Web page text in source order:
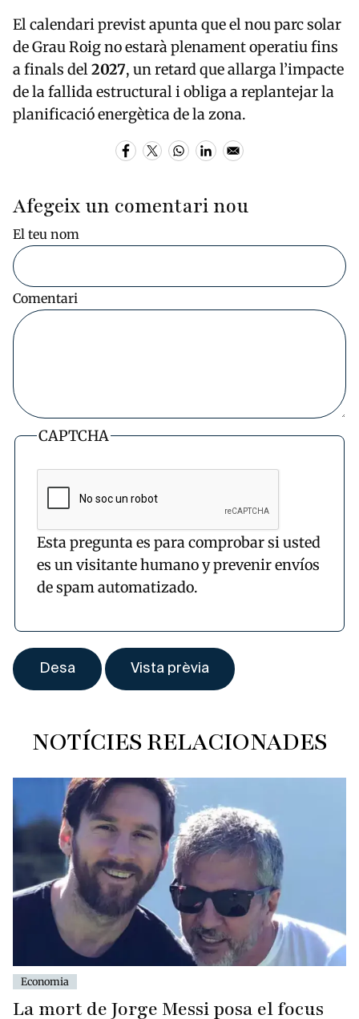
El calendari previst apunta que el nou parc solar
deGrau Roigno estarà plenament operatiu fins
a finals del2027, un retard que allarga l’impacte
de la fallida estructural i obliga a replantejar la
planificació energètica de la zona.
Afegeix un comentari nou
El teu nom
Comentari
CAPTCHA
Esta pregunta es para comprobar si usted
es un visitante humano y prevenir envíos
de spam automatizado.
NOTÍCIES RELACIONADES
Economia
La mort de Jorge Messi posa el focus